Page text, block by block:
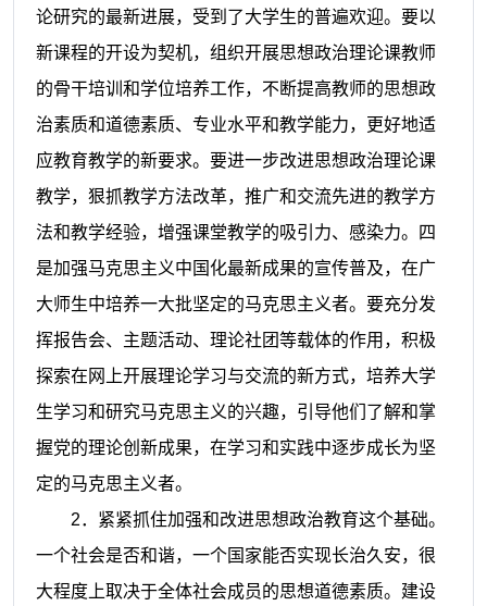
论研究的最新进展，受到了大学生的普遍欢迎。要以
新课程的开设为契机，组织开展思想政治理论课教师
的骨干培训和学位培养工作，不断提高教师的思想政
治素质和道德素质、专业水平和教学能力，更好地适
应教育教学的新要求。要进一步改进思想政治理论课
教学，狠抓教学方法改革，推广和交流先进的教学方
法和教学经验，增强课堂教学的吸引力、感染力。四
是加强马克思主义中国化最新成果的宣传普及，在广
大师生中培养一大批坚定的马克思主义者。要充分发
挥报告会、主题活动、理论社团等载体的作用，积极
探索在网上开展理论学习与交流的新方式，培养大学
生学习和研究马克思主义的兴趣，引导他们了解和掌
握党的理论创新成果，在学习和实践中逐步成长为坚
定的马克思主义者。
2．紧紧抓住加强和改进思想政治教育这个基础。
一个社会是否和谐，一个国家能否实现长治久安，很
大程度上取决于全体社会成员的思想道德素质。建设